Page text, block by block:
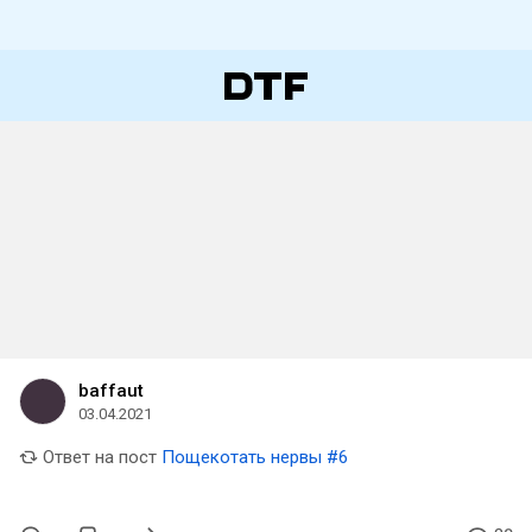
baffaut
03.04.2021
Ответ на пост Пощекотать нервы #6